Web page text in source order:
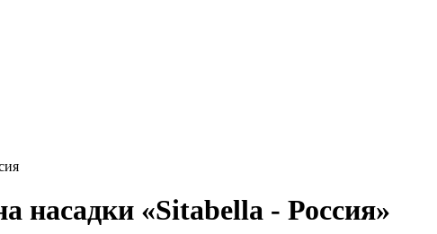
насадки «Sitabella - Россия»